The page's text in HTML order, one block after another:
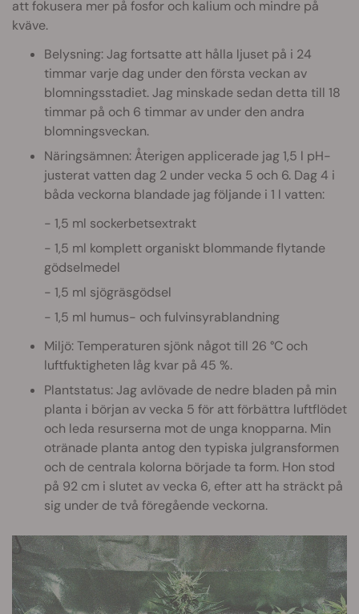
att fokusera mer på fosfor och kalium och mindre på
kväve.
Belysning: Jag fortsatte att hålla ljuset på i 24
timmar varje dag under den första veckan av
blomningsstadiet. Jag minskade sedan detta till 18
timmar på och 6 timmar av under den andra
blomningsveckan.
Näringsämnen: Återigen applicerade jag 1,5 l pH-
justerat vatten dag 2 under vecka 5 och 6. Dag 4 i
båda veckorna blandade jag följande i 1 l vatten:
1,5 ml sockerbetsextrakt
1,5 ml komplett organiskt blommande flytande
gödselmedel
1,5 ml sjögräsgödsel
1,5 ml humus- och fulvinsyrablandning
Miljö: Temperaturen sjönk något till 26 °C och
luftfuktigheten låg kvar på 45 %.
Plantstatus: Jag avlövade de nedre bladen på min
planta i början av vecka 5 för att förbättra luftflödet
och leda resurserna mot de unga knopparna. Min
otränade planta antog den typiska julgransformen
och de centrala kolorna började ta form. Hon stod
på 92 cm i slutet av vecka 6, efter att ha sträckt på
sig under de två föregående veckorna.